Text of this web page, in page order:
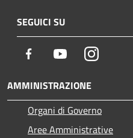
SEGUICI SU
Facebook YoutubeInstagram
AMMINISTRAZIONE
Organi di Governo
Aree Amministrative